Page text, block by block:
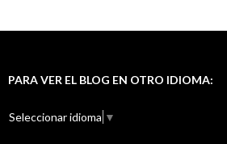
PARA VER EL BLOG EN OTRO IDIOMA:
Seleccionar idioma ▼